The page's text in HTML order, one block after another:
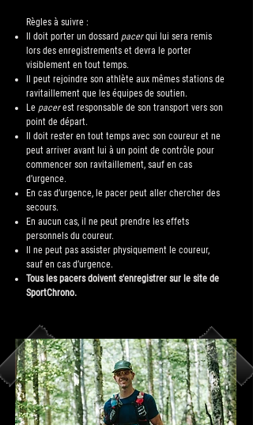
Règles à suivre :​
Il doit porter un dossard pacerqui lui sera remis
lors des enregistrements et devra le porter
visiblement en tout temps.
Il peut rejoindre son athlète aux mêmes stations de
ravitaillement que les équipes de soutien.
Le pacerest responsable de son transport vers son
point de départ.
Il doit rester en tout temps avec son coureur et ne
peut arriver avant lui à un point de contrôle pour
commencer son ravitaillement, sauf en cas
d’urgence.
En cas d’urgence, le pacer peut aller chercher des
secours.
En aucun cas, il ne peut prendre les effets
personnels du coureur.
Il ne peut pas assister physiquement le coureur,
sauf en cas d’urgence.
Tous les pacers doivent s'enregistrer sur le site de
SportChrono.